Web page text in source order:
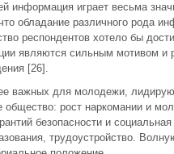
информация играет весьма
обладание различного рода
респондентов хотело бы
являются сильным мотивом
[26].
важных для молодежи,
общество: рост наркомании и
безопасности и
трудоустройство.